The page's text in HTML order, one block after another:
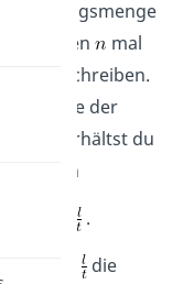
Ladungsmenge
Teilchen
mal
beschreiben.
in die der
ein, erhältst du
.
die